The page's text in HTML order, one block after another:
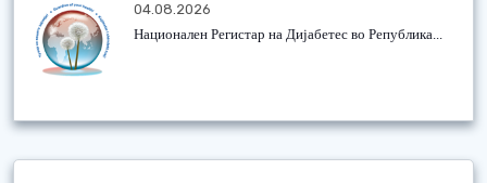
04.08.2026
Национален Регистар на Дијабетес во Република...